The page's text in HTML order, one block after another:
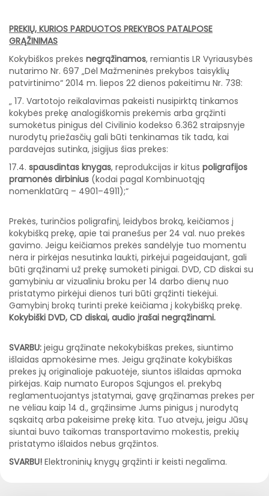
PREKIŲ, KURIOS PARDUOTOS PREKYBOS PATALPOSE
GRĄŽINIMAS
Kokybiškos prekės negrąžinamos, remiantis LR Vyriausybės
nutarimo Nr. 697 „Dėl Mažmeninės prekybos taisyklių
patvirtinimo“ 2014 m. liepos 22 dienos pakeitimu Nr. 738:
„ 17. Vartotojo reikalavimas pakeisti nusipirktą tinkamos
kokybės prekę analogiškomis prekėmis arba grąžinti
sumokėtus pinigus dėl Civilinio kodekso 6.362 straipsnyje
nurodytų priežasčių gali būti tenkinamas tik tada, kai
pardavėjas sutinka, įsigijus šias prekes:
17.4. spausdintas knygas, reprodukcijas ir kitus poligrafijos
pramonės dirbinius (kodai pagal Kombinuotąją
nomenklatūrą – 4901–4911);“
Prekės, turinčios poligrafinį, leidybos broką, keičiamos į
kokybišką prekę, apie tai pranešus per 24 val. nuo prekės
gavimo. Jeigu keičiamos prekės sandėlyje tuo momentu
nėra ir pirkėjas nesutinka laukti, pirkėjui pageidaujant, gali
būti grąžinami už prekę sumokėti pinigai. DVD, CD diskai su
gamybiniu ar vizualiniu broku per 14 darbo dienų nuo
pristatymo pirkėjui dienos turi būti grąžinti tiekėjui.
Gamybinį broką turinti prekė keičiama į kokybišką prekę.
Kokybiški DVD, CD diskai, audio įrašai negrąžinami.
SVARBU: jeigu grąžinate nekokybiškas prekes, siuntimo
išlaidas apmokėsime mes. Jeigu grąžinate kokybiškas
prekes jų originalioje pakuotėje, siuntos išlaidas apmoka
pirkėjas. Kaip numato Europos Sąjungos el. prekybą
reglamentuojantys įstatymai, gavę grąžinamas prekes per
ne vėliau kaip 14 d., grąžinsime Jums pinigus į nurodytą
sąskaitą arba pakeisime prekę kita. Tuo atveju, jeigu Jūsų
siuntai buvo taikomas transportavimo mokestis, prekių
pristatymo išlaidos nebus grąžintos.
SVARBU! Elektroninių knygų grąžinti ir keisti negalima.